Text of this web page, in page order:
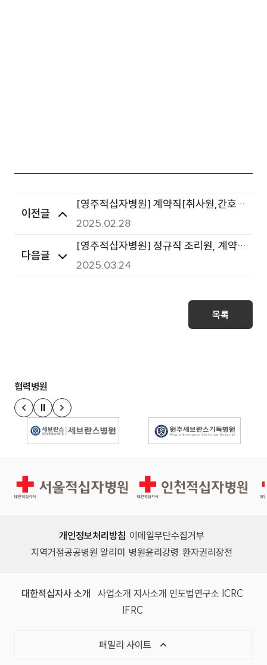
이전글
[영주적십자병원] 계약직[취사원,간호
사,간호조무사,업무보조원(장애 또는 보
훈),업무보조원,약무보조원] 직원 공개
채용 최종합격자 발표
2025.02.28
다음글
[영주적십자병원] 정규직 조리원, 계약
직(간호사,간호조무사,업무보조원,약무
2025.03.24
목록
협력병원
이전 슬라이드
정지
다음 슬라이드
경인권역재활병원 인천적십자병원
개인정보처리방침 이메일무단수집거부
지역거점공공병원 알리미
병원윤리강령 환자권리장전
대한적십자사 소개 사업소개 지사소개 인도법연구소 ICRC
IFRC
패밀리 사이트